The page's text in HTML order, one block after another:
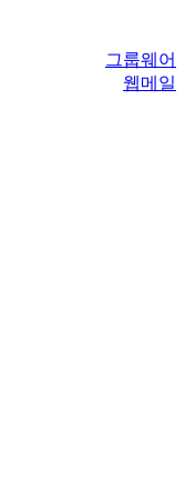
그룹웨어
웹메일